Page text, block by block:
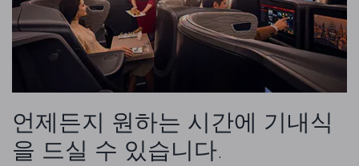
언제든지 원하는 시간에 기내식
을 드실 수 있습니다.